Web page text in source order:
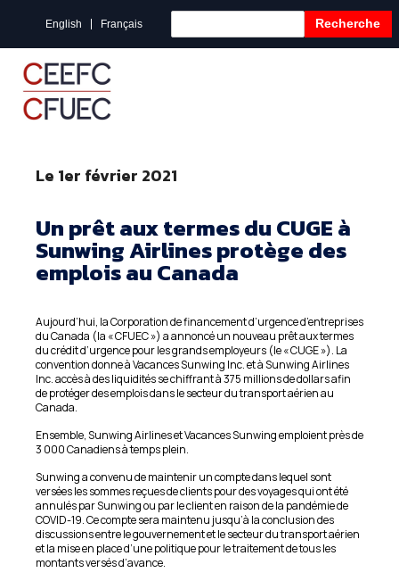
English Français Recherche
Le 1er février 2021
Un prêt aux termes du CUGE à
Sunwing Airlines protège des
emplois au Canada
Aujourd’hui, la Corporation de financement d’urgence d’entreprises
du Canada (la « CFUEC ») a annoncé un nouveau prêt aux termes
du crédit d’urgence pour les grands employeurs (le « CUGE »). La
convention donne à Vacances Sunwing Inc. et à Sunwing Airlines
Inc. accès à des liquidités se chiffrant à 375 millions de dollars afin
de protéger des emplois dans le secteur du transport aérien au
Canada.
Ensemble, Sunwing Airlines et Vacances Sunwing emploient près de
3 000 Canadiens à temps plein.
Sunwing a convenu de maintenir un compte dans lequel sont
versées les sommes reçues de clients pour des voyages qui ont été
annulés par Sunwing ou par le client en raison de la pandémie de
COVID-19. Ce compte sera maintenu jusqu’à la conclusion des
discussions entre le gouvernement et le secteur du transport aérien
et la mise en place d’une politique pour le traitement de tous les
montants versés d’avance.